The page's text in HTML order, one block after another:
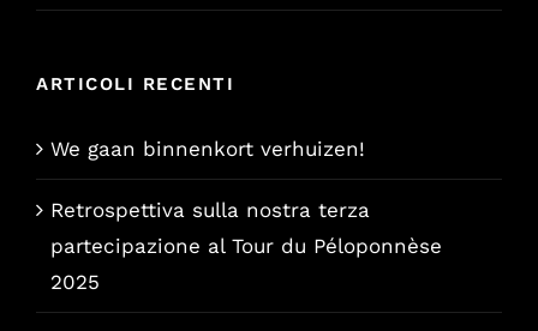
ARTICOLI RECENTI
We gaan binnenkort verhuizen!
Retrospettiva sulla nostra terza
partecipazione al Tour du Péloponnèse
2025